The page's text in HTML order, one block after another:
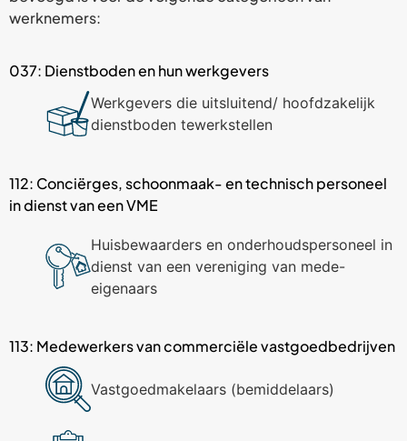
werknemers:
037: Dienstboden en hun werkgevers
Werkgevers die uitsluitend/ hoofdzakelijk
dienstboden tewerkstellen
112: Conciërges, schoonmaak- en technisch personeel
in dienst van een VME
Huisbewaarders en onderhoudspersoneel in
dienst van een vereniging van mede-
eigenaars
113: Medewerkers van commerciële vastgoedbedrijven
Vastgoedmakelaars (bemiddelaars)